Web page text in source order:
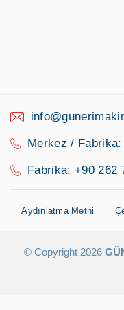
Daha iyi bir
kullanıyoruz.
Merkez /
Fabrika: +90 262
Aydınlatma Metni
© Copyright 2026